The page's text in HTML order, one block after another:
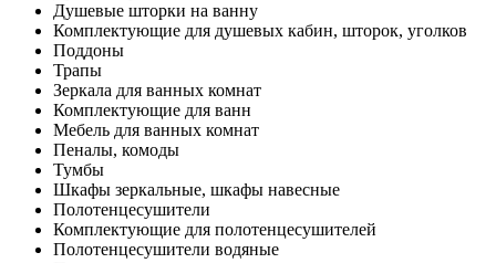
Душевые шторки на ванну
Комплектующие для душевых кабин, шторок, уголков
Поддоны
Трапы
Зеркала для ванных комнат
Комплектующие для ванн
Мебель для ванных комнат
Пеналы, комоды
Тумбы
Шкафы зеркальные, шкафы навесные
Полотенцесушители
Комплектующие для полотенцесушителей
Полотенцесушители водяные